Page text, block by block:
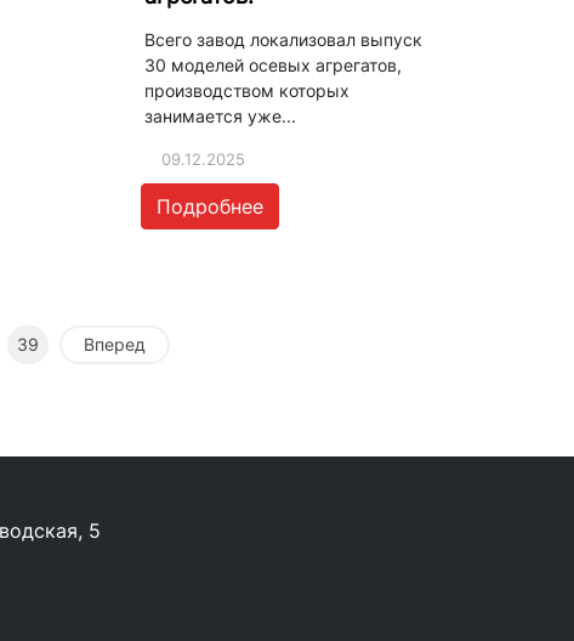
Всего завод локализовал выпуск
30 моделей осевых агрегатов,
производством которых
занимается уже...
09.12.2025
Подробнее
39 Вперед
5